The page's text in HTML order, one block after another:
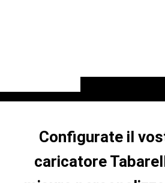
Configurate il
caricatore